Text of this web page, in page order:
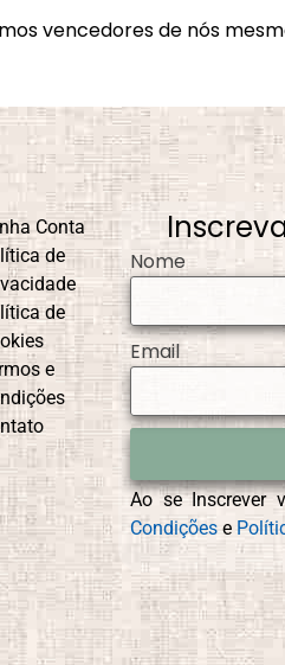
vencedores de nós
Conta
de
de
e
Nome
Email
Ao se Inscrever
Condições e